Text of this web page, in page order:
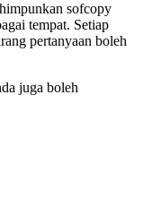
sofcopy
tempat. Setiap
pertanyaan boleh
juga boleh